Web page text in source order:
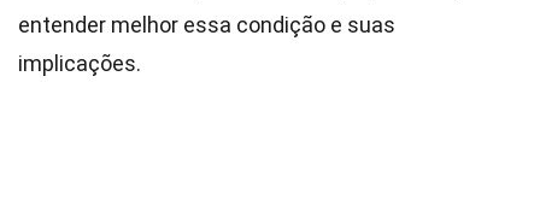
entender melhor essa condição e suas
implicações.